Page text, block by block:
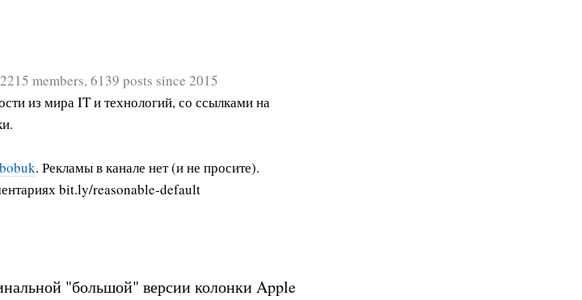
members, 6139 posts since 2015
из мира IT и технологий, со ссылками на
. Рекламы в канале нет (и не просите).
bit.ly/reasonable-default
"большой" версии колонки Apple